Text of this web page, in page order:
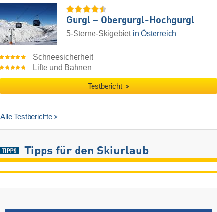
Gurgl – Obergurgl-Hochgurgl
5-Sterne-Skigebiet in Österreich
Schneesicherheit
Lifte und Bahnen
Testbericht
Alle Testberichte
Tipps für den Skiurlaub